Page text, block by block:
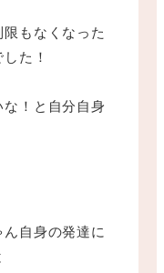
もなくなった
た！
！と自分自身
自身の発達に